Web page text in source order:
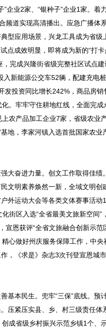
企业2家、“银种子”企业1家。
频道实现高清播出。应急广播体
型应用场景，兴龙工具成为省
点成效明显，即将成为新的“打
完成兴隆街省级完整社区试点
新能源公交车52辆，配建充电
投资同比增长242%，商品房
。牢牢守住耕地红线，全面完
农产品加工企业7家，省级农业
地，李家河镇入选首批国家农
大奋进力量。创文工作取得佳绩
文明素养焕然一新，全域文明
外运动大会等各类文体赛事活
街区入选“全省最美文旅新空间
宣恩获评“全省文旅融合创新示
心做好州庆服务保障工作，中
，《求是》杂志3次刊登宣恩城
基本民生。兜牢“三保”底线。
压紧压实县、乡、村三级责任
成省级乡村振兴示范乡镇1个、